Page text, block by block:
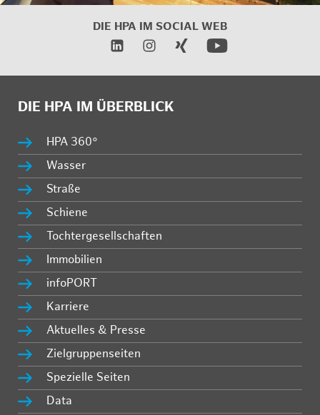
DIE HPA IM SOCIAL WEB
DIE HPA IM ÜBERBLICK
HPA 360°
Wasser
Straße
Schiene
Tochtergesellschaften
Immobilien
infoPORT
Karriere
Aktuelles & Presse
Zielgruppenseiten
Spezielle Seiten
Data